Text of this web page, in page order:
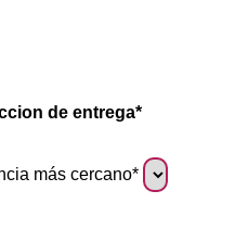
de entrega*
más cercano*